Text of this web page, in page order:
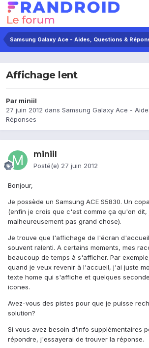
Samsung Galaxy Ace - Aides, Questions &
Affichage lent
Par miniil
27 juin 2012 dans Samsung Galaxy Ace -
Réponses
miniil
Posté(e) 27 juin 2012
Bonjour,
Je possède un Samsung ACE S5830. Un
(enfin je crois que c'est comme ça qu'on dit,
malheureusement pas grand chose).
Je trouve que l'affichage de l'écran
souvent ralenti. A certains moments, mes
beaucoup de temps à s'afficher. Par
quand je veux revenir à l'accueil, j'ai juste
texte home qui s'affiche et quelques
icones.
Avez-vous des pistes pour que je puisse
solution?
Si vous avez besoin d'info supplémentaires
répondre, j'essayerai de trouver la réponse.